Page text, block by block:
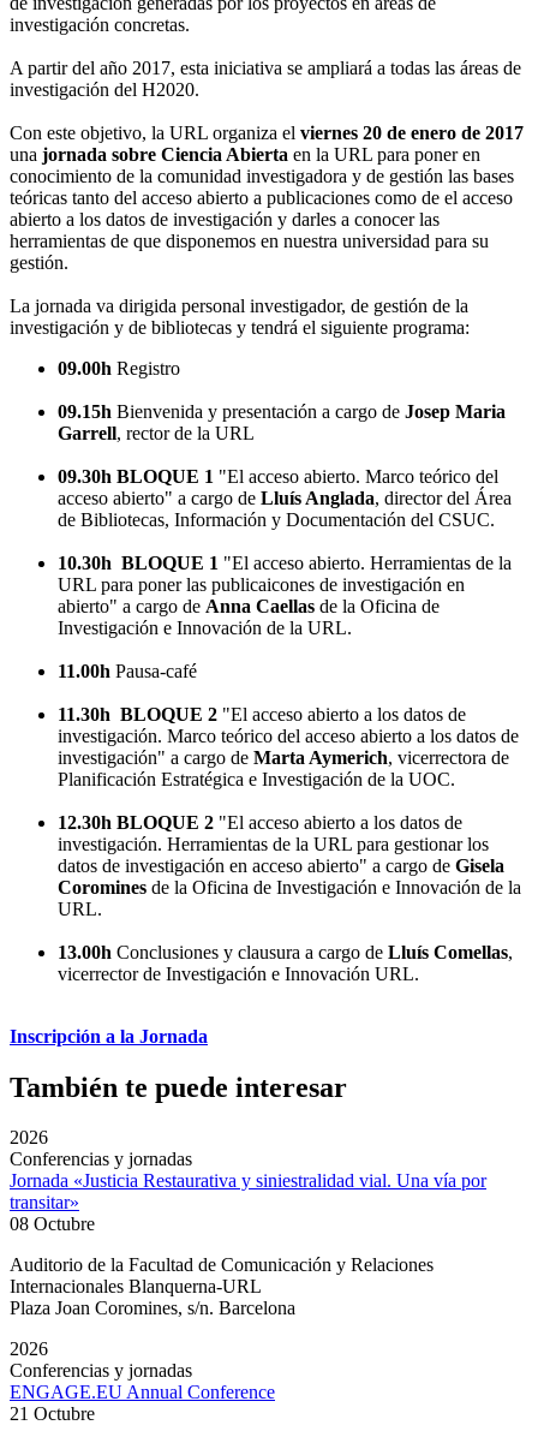
investigación concretas.
A partir del año 2017, esta iniciativa se ampliará a todas las áreas de
investigación del H2020.
Con este objetivo, la URL organiza el viernes 20 de enero de 2017
una jornada sobre Ciencia Abierta en la URL para poner en
conocimiento de la comunidad investigadora y de gestión las bases
teóricas tanto del acceso abierto a publicaciones como de el acceso
abierto a los datos de investigación y darles a conocer las
herramientas de que disponemos en nuestra universidad para su
gestión.
La jornada va dirigida personal investigador, de gestión de la
investigación y de bibliotecas y tendrá el siguiente programa:
09.00h Registro
09.15h Bienvenida y presentación a cargo de Josep Maria
Garrell, rector de la URL
09.30h BLOQUE 1 "El acceso abierto. Marco teórico del
acceso abierto" a cargo de Lluís Anglada, director del Área
de Bibliotecas, Información y Documentación del CSUC.
10.30h BLOQUE 1 "El acceso abierto. Herramientas de la
URL para poner las publicaicones de investigación en
abierto" a cargo de Anna Caellas de la Oficina de
Investigación e Innovación de la URL.
11.00h Pausa-café
11.30h BLOQUE 2 "El acceso abierto a los datos de
investigación. Marco teórico del acceso abierto a los datos de
investigación" a cargo de Marta Aymerich, vicerrectora de
Planificación Estratégica e Investigación de la UOC.
12.30h BLOQUE 2 "El acceso abierto a los datos de
investigación. Herramientas de la URL para gestionar los
datos de investigación en acceso abierto" a cargo de Gisela
Coromines de la Oficina de Investigación e Innovación de la
URL.
13.00h Conclusiones y clausura a cargo de Lluís Comellas,
vicerrector de Investigación e Innovación URL.
Inscripción a la Jornada
También te puede interesar
2026
Conferencias y jornadas
Jornada «Justicia Restaurativa y siniestralidad vial. Una vía por
transitar»
08 Octubre
Auditorio de la Facultad de Comunicación y Relaciones
Internacionales Blanquerna-URL
Plaza Joan Coromines, s/n. Barcelona
2026
Conferencias y jornadas
ENGAGE.EU Annual Conference
21 Octubre